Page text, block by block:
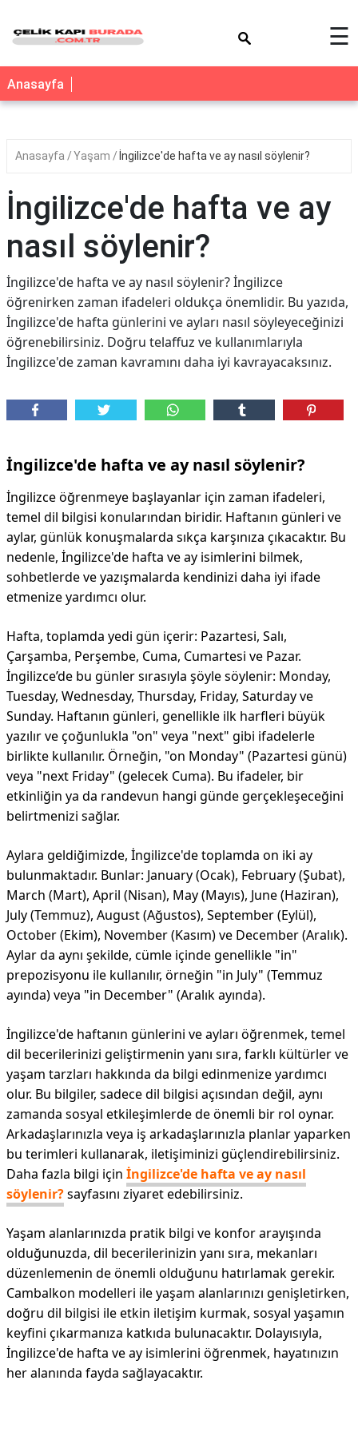
☰
Anasayfa
Anasayfa Yaşam İngilizce'de hafta ve ay nasıl söylenir?
İngilizce'de hafta ve ay
nasıl söylenir?
İngilizce'de hafta ve ay nasıl söylenir? İngilizce
öğrenirken zaman ifadeleri oldukça önemlidir. Bu yazıda,
İngilizce'de hafta günlerini ve ayları nasıl söyleyeceğinizi
öğrenebilirsiniz. Doğru telaffuz ve kullanımlarıyla
İngilizce'de zaman kavramını daha iyi kavrayacaksınız.
İngilizce'de hafta ve ay nasıl söylenir?
İngilizce öğrenmeye başlayanlar için zaman ifadeleri,
temel dil bilgisi konularından biridir. Haftanın günleri ve
aylar, günlük konuşmalarda sıkça karşınıza çıkacaktır. Bu
nedenle, İngilizce'de hafta ve ay isimlerini bilmek,
sohbetlerde ve yazışmalarda kendinizi daha iyi ifade
etmenize yardımcı olur.
Hafta, toplamda yedi gün içerir: Pazartesi, Salı,
Çarşamba, Perşembe, Cuma, Cumartesi ve Pazar.
İngilizce’de bu günler sırasıyla şöyle söylenir: Monday,
Tuesday, Wednesday, Thursday, Friday, Saturday ve
Sunday. Haftanın günleri, genellikle ilk harfleri büyük
yazılır ve çoğunlukla "on" veya "next" gibi ifadelerle
birlikte kullanılır. Örneğin, "on Monday" (Pazartesi günü)
veya "next Friday" (gelecek Cuma). Bu ifadeler, bir
etkinliğin ya da randevun hangi günde gerçekleşeceğini
belirtmenizi sağlar.
Aylara geldiğimizde, İngilizce'de toplamda on iki ay
bulunmaktadır. Bunlar: January (Ocak), February (Şubat),
March (Mart), April (Nisan), May (Mayıs), June (Haziran),
July (Temmuz), August (Ağustos), September (Eylül),
October (Ekim), November (Kasım) ve December (Aralık).
Aylar da aynı şekilde, cümle içinde genellikle "in"
prepozisyonu ile kullanılır, örneğin "in July" (Temmuz
ayında) veya "in December" (Aralık ayında).
İngilizce'de haftanın günlerini ve ayları öğrenmek, temel
dil becerilerinizi geliştirmenin yanı sıra, farklı kültürler ve
yaşam tarzları hakkında da bilgi edinmenize yardımcı
olur. Bu bilgiler, sadece dil bilgisi açısından değil, aynı
zamanda sosyal etkileşimlerde de önemli bir rol oynar.
Arkadaşlarınızla veya iş arkadaşlarınızla planlar yaparken
bu terimleri kullanarak, iletişiminizi güçlendirebilirsiniz.
Daha fazla bilgi için İngilizce'de hafta ve ay nasıl
söylenir?sayfasını ziyaret edebilirsiniz.
Yaşam alanlarınızda pratik bilgi ve konfor arayışında
olduğunuzda, dil becerilerinizin yanı sıra, mekanları
düzenlemenin de önemli olduğunu hatırlamak gerekir.
Cambalkon modelleri ile yaşam alanlarınızı genişletirken,
doğru dil bilgisi ile etkin iletişim kurmak, sosyal yaşamın
keyfini çıkarmanıza katkıda bulunacaktır. Dolayısıyla,
İngilizce'de hafta ve ay isimlerini öğrenmek, hayatınızın
her alanında fayda sağlayacaktır.